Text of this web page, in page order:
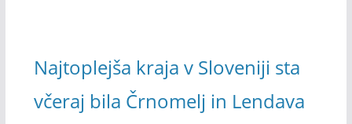
Najtoplejša kraja v Sloveniji sta
včeraj bila Črnomelj in Lendava